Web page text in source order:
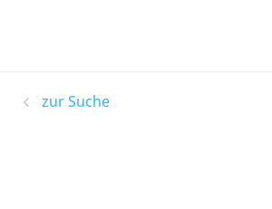
zur Suche